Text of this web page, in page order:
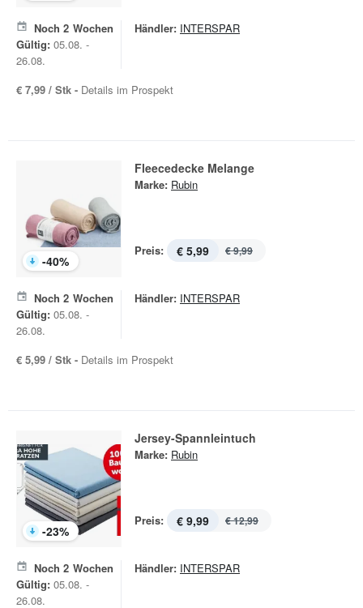
Noch 2 Wochen
Gültig: 05.08. -
26.08.
Händler: INTERSPAR
€ 7,99 / Stk - Details im Prospekt
-40%
Fleecedecke Melange
Marke: Rubin
Preis: € 5,99 € 9,99
Noch 2 Wochen
Gültig: 05.08. -
26.08.
Händler: INTERSPAR
€ 5,99 / Stk - Details im Prospekt
-23%
Jersey-Spannleintuch
Marke: Rubin
Preis: € 9,99 € 12,99
Noch 2 Wochen
Gültig: 05.08. -
26.08.
Händler: INTERSPAR